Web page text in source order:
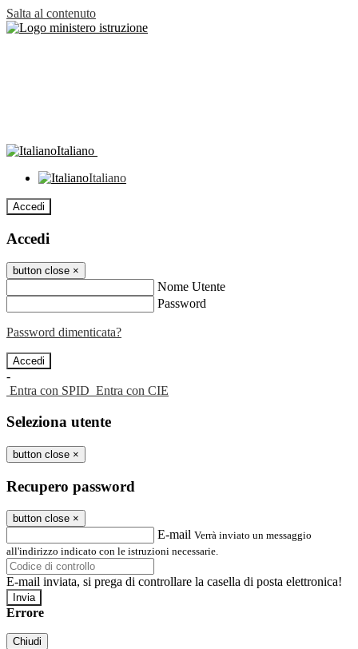
Salta al contenuto
Italiano
Italiano
Accedi
Accedi
button close ×
Nome Utente
Password
Password dimenticata?
-
Entra con SPID Entra con CIE
Seleziona utente
button close ×
Recupero password
button close ×
E-mail Verrà inviato un messaggio
all'indirizzo indicato con le istruzioni necessarie.
E-mail inviata, si prega di controllare la casella di posta elettronica!
Errore
Chiudi